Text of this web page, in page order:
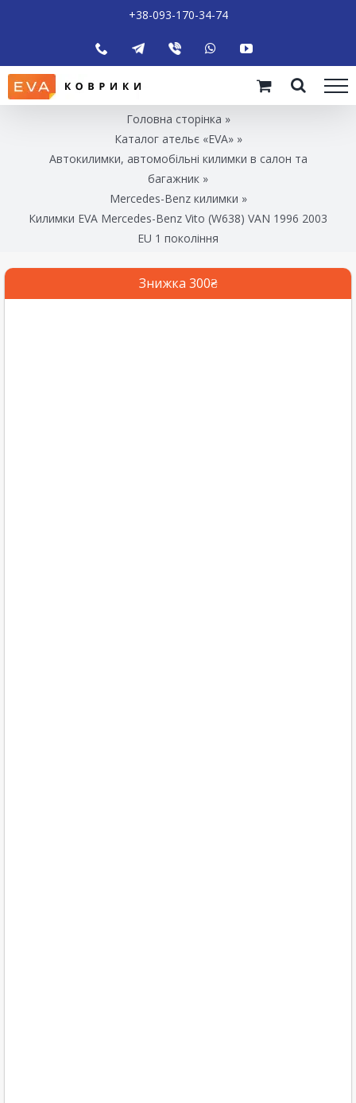
+38-093-170-34-74
Головна сторінка »
Каталог ательє «EVA»»
Автокилимки, автомобільні килимки в салон та
багажник »
Mercedes-Benz килимки »
Килимки EVA Mercedes-Benz Vito (W638) VAN 1996 2003
EU 1 покоління
Знижка 300₴